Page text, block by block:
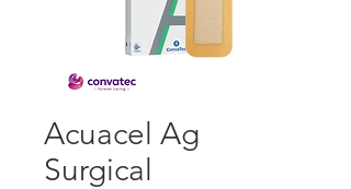
Acuacel Ag
Surgical